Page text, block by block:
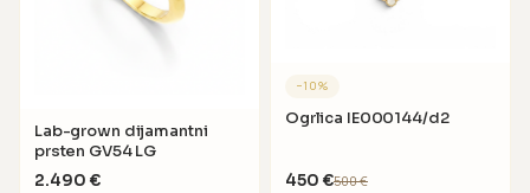
Lab-grown dijamantni
prsten GV54 LG
2.490 €
−10%
Ogrlica IE000144/d2
450 €500€